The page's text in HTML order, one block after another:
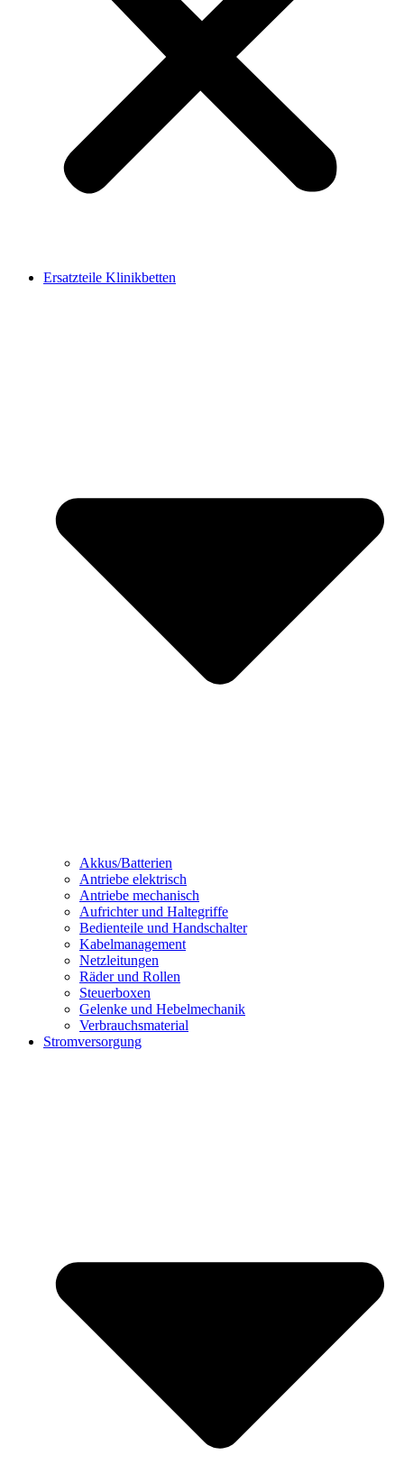
Ersatzteile Klinikbetten
Akkus/Batterien
Antriebe elektrisch
Antriebe mechanisch
Aufrichter und Haltegriffe
Bedienteile und Handschalter
Kabelmanagement
Netzleitungen
Räder und Rollen
Steuerboxen
Gelenke und Hebelmechanik
Verbrauchsmaterial
Stromversorgung